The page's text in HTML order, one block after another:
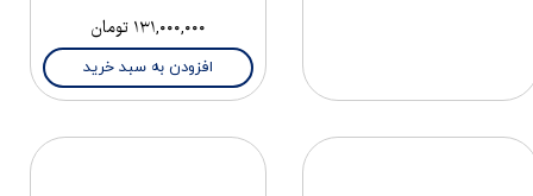
۱۳۱,۰۰۰,۰۰۰ تومان
افزودن به سبد خرید